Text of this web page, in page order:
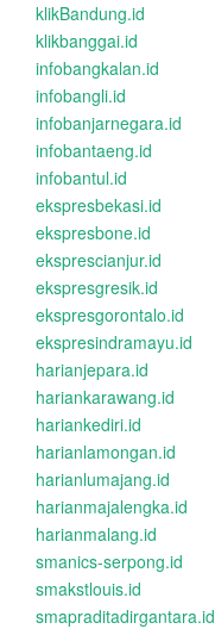
klikBandung.id
klikbanggai.id
infobangkalan.id
infobangli.id
infobanjarnegara.id
infobantaeng.id
infobantul.id
ekspresbekasi.id
ekspresbone.id
eksprescianjur.id
ekspresgresik.id
ekspresgorontalo.id
ekspresindramayu.id
harianjepara.id
hariankarawang.id
hariankediri.id
harianlamongan.id
harianlumajang.id
harianmajalengka.id
harianmalang.id
smanics-serpong.id
smakstlouis.id
smapraditadirgantara.id